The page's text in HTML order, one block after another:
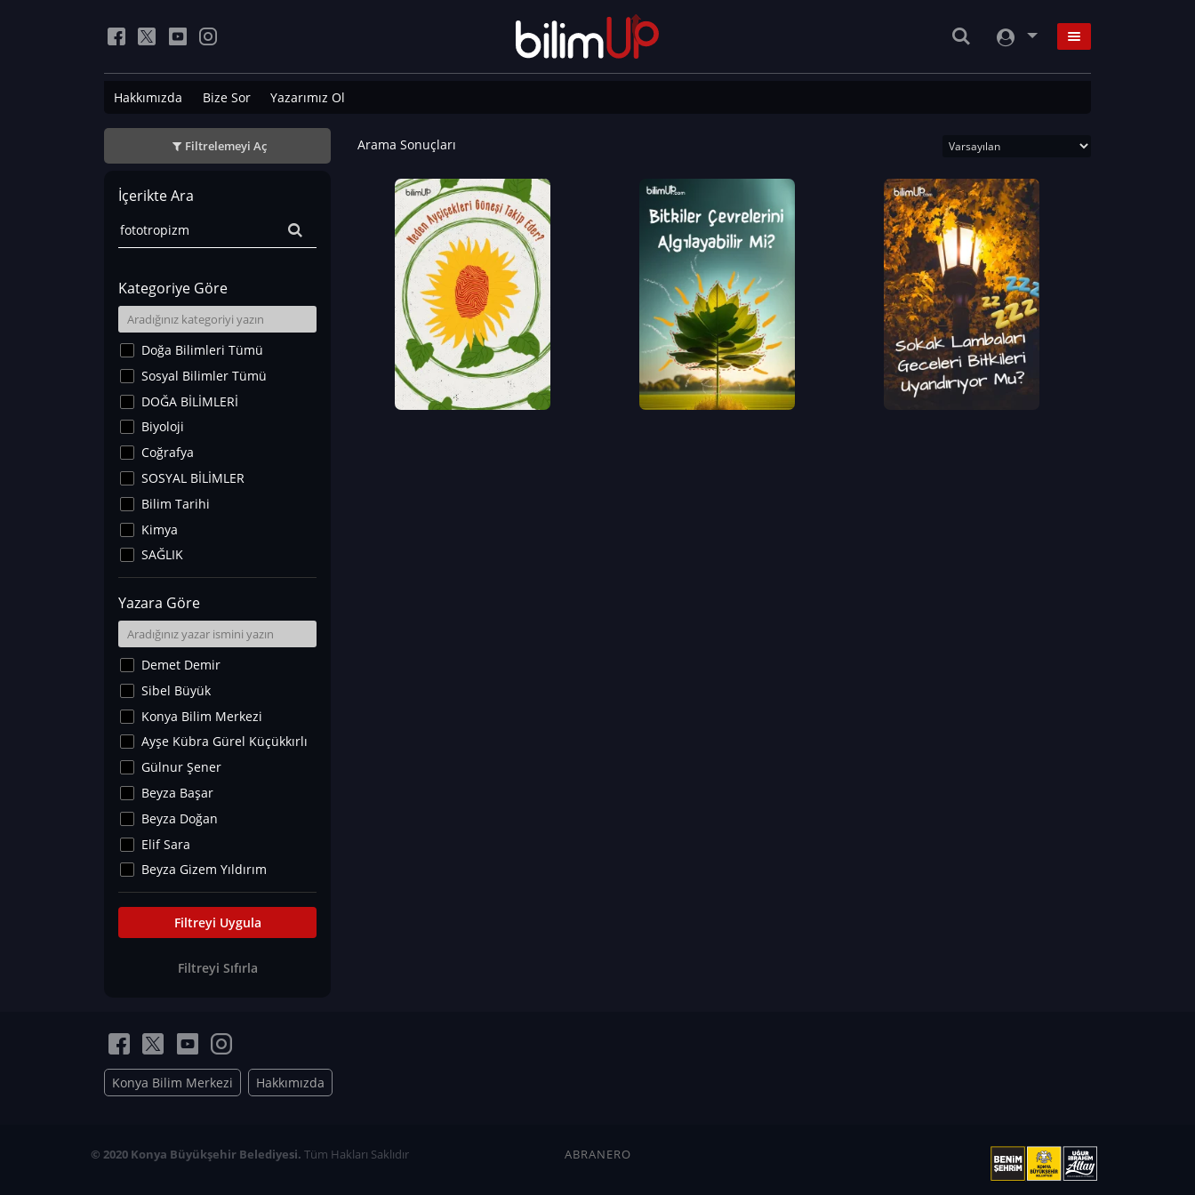
Hakkımızda Bize Sor Yazarımız Ol
Filtrelemeyi Aç
İçerikte Ara
Kategoriye Göre
Doğa Bilimleri Tümü
Sosyal Bilimler Tümü
DOĞA BİLİMLERİ
Biyoloji
Coğrafya
SOSYAL BİLİMLER
Bilim Tarihi
Kimya
SAĞLIK
Sanat Tarihi
Fizik
Yer Bilimleri
Astronomi ve Uzay
Noroloji
Matematik
Teknoloji
İklim Değişikliği
Arkeoloji
Kültür&Sanat
Yaşam Tavsiyeleri
Merakoloji
Eğitim Bilimleri
Yazara Göre
Demet Demir
Sibel Büyük
Konya Bilim Merkezi
Ayşe Kübra Gürel Küçükkırlı
Gülnur Şener
Beyza Başar
Beyza Doğan
Elif Sara
Beyza Gizem Yıldırım
İlknur İyigökler
Büşra Elif Kıvrak
Can TORUN
Elif Sara
Ayşe Edanur Başer
Gözde Düriye Alkan
Ceren Eda Erol
Filtreyi Uygula
Filtreyi Sıfırla
Arama Sonuçları
Konya Bilim Merkezi Hakkımızda
© 2020 Konya Büyükşehir Belediyesi. Tüm Hakları Saklıdır ABRANERO